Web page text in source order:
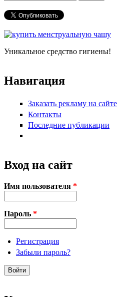
Форма поиска
Уникальное средство гигиены!
Навигация
Заказать рекламу на сайте
Контакты
Последние публикации
Вход на сайт
Имя пользователя *
Пароль *
Регистрация
Забыли пароль?